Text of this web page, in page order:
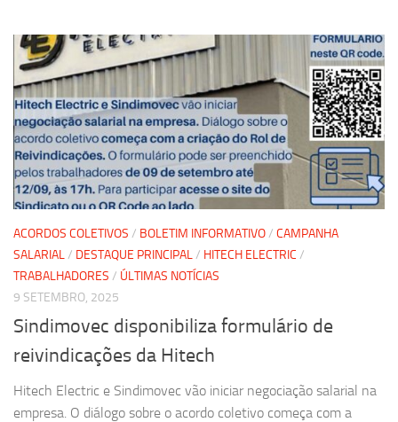
ACORDOS COLETIVOS / BOLETIM INFORMATIVO/ CAMPANHA
SALARIAL/ DESTAQUE PRINCIPAL/ HITECH ELECTRIC /
TRABALHADORES / ÚLTIMAS NOTÍCIAS
9 SETEMBRO, 2025
Sindimovec disponibiliza formulário de
reivindicações da Hitech
Hitech Electric e Sindimovec vão iniciar negociação salarial na
empresa. O diálogo sobre o acordo coletivo começa com a